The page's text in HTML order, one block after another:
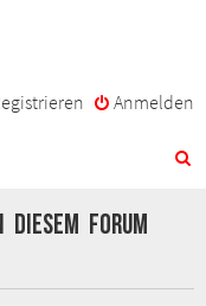
Anmelden
Forum